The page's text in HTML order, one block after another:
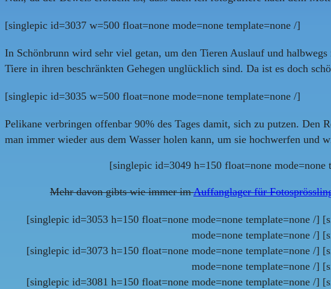
[singlepic id=3037 w=500 float=none mode=none template=none /]
In Schönbrunn wird sehr viel getan, um den Tieren Auslauf und
Tiere in ihren beschränkten Gehegen unglücklich sind. Da ist es doch
[singlepic id=3035 w=500 float=none mode=none template=none /]
Pelikane verbringen offenbar 90% des Tages damit, sich zu putzen. Den
man immer wieder aus dem Wasser holen kann, um sie hochwerfen und
[singlepic id=3049 h=150 float=none
Mehr davon gibts wie immer imAuffanglager für
[singlepic id=3053 h=150 float=none mode=none template=none /]
mode=none template=none /]
[singlepic id=3073 h=150 float=none mode=none template=none /]
mode=none template=none /]
[singlepic id=3081 h=150 float=none mode=none template=none /]